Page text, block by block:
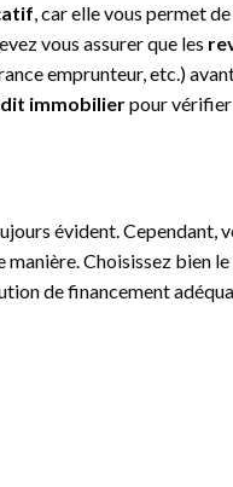
, car elle vous permet
vous assurer que les
emprunteur, etc.)
immobilierpour vérifier
évident.
Choisissez bien
de financement